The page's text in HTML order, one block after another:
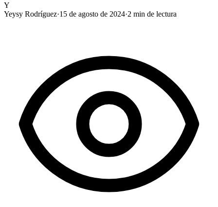
Y
Yeysy Rodríguez·15 de agosto de 2024·2 min de lectura